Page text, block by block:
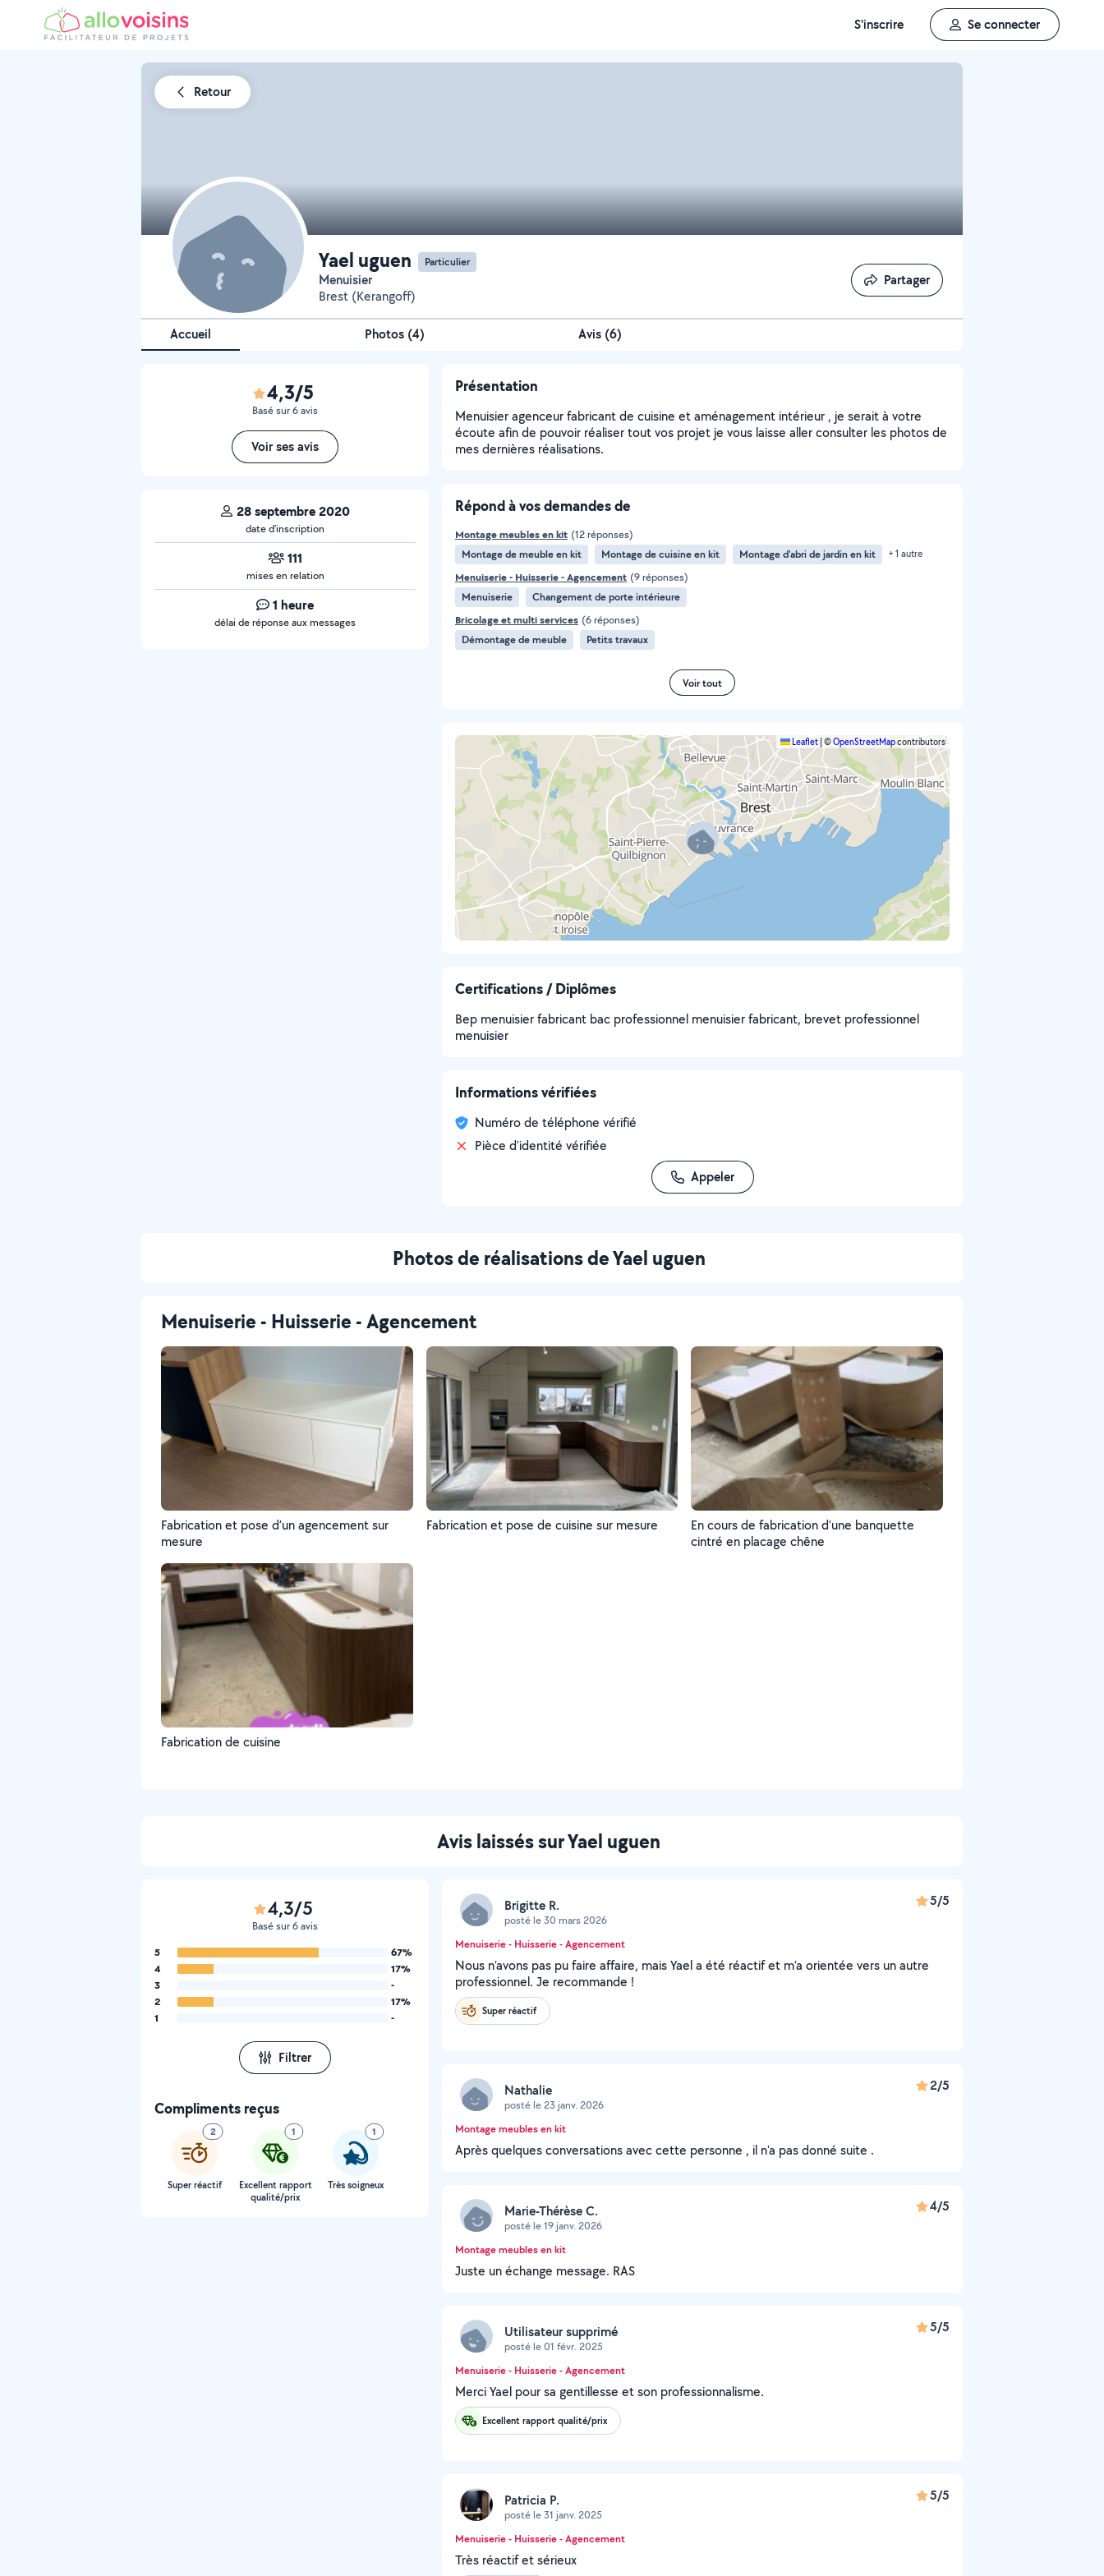
S'inscrire Se connecter
Retour
Yael uguen Particulier
Menuisier
Brest (Kerangoff)
Partager
Partager
Accueil Photos (4) Avis (6)
4,3/5
Basé sur 6 avis
Voir ses avis
28 septembre 2020
date d’inscription
111
mises en relation
1 heure
délai de réponse aux messages
Présentation
Menuisier agenceur fabricant de cuisine et aménagement intérieur , je serait à votre
écoute afin de pouvoir réaliser tout vos projet je vous laisse aller consulter les photos de
mes dernières réalisations.
Répond à vos demandes de
Montage meubles en kit (12 réponses)
Montage de meuble en kit
Montage de cuisine en kit Montage d'abri de jardin en kit + 1 autre
Menuiserie - Huisserie - Agencement (9 réponses)
Menuiserie
Changement de porte intérieure
Bricolage et multi services (6 réponses)
Démontage de meuble
Petits travaux
Voir tout
Leaflet ©OpenStreetMapcontributors
Certifications / Diplômes
Bep menuisier fabricant bac professionnel menuisier fabricant, brevet professionnel
menuisier
Informations vérifiées
Numéro de téléphone vérifié
Pièce d'identité vérifiée
Appeler
Photos de réalisations de Yael uguen
Menuiserie - Huisserie - Agencement
Fabrication et pose d’un agencement sur
mesure
Fabrication et pose de cuisine sur mesure
En cours de fabrication d’une banquette
cintré en placage chêne
Fabrication de cuisine
Avis laissés sur Yael uguen
4,3/5
Basé sur 6 avis
5
67%
4
17%
3
-
2
17%
1
-
Filtrer
Compliments reçus
2
Super réactif
1
Excellent rapport
qualité/prix
1
Très soigneux
Brigitte R.
posté le 30 mars 2026
5/5
Menuiserie - Huisserie - Agencement
Nous n’avons pas pu faire affaire, mais Yael a été réactif et m’a orientée vers un autre
professionnel. Je recommande !
Super réactif
Nathalie
posté le 23 janv. 2026
2/5
Montage meubles en kit
Après quelques conversations avec cette personne , il n'a pas donné suite .
Marie-Thérèse C.
posté le 19 janv. 2026
4/5
Montage meubles en kit
Juste un échange message. RAS
Utilisateur supprimé
posté le 01 févr. 2025
5/5
Menuiserie - Huisserie - Agencement
Merci Yael pour sa gentillesse et son professionnalisme.
Excellent rapport qualité/prix
Patricia P.
posté le 31 janv. 2025
5/5
Menuiserie - Huisserie - Agencement
Très réactif et sérieux